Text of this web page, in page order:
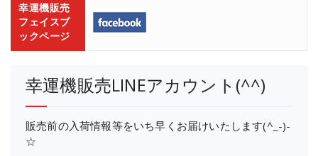
幸運機販売
フェイスブ
ックページ
幸運機販売LINEアカウント(^^)
販売前の入荷情報等をいち早くお届けいたします(^_-)-
☆